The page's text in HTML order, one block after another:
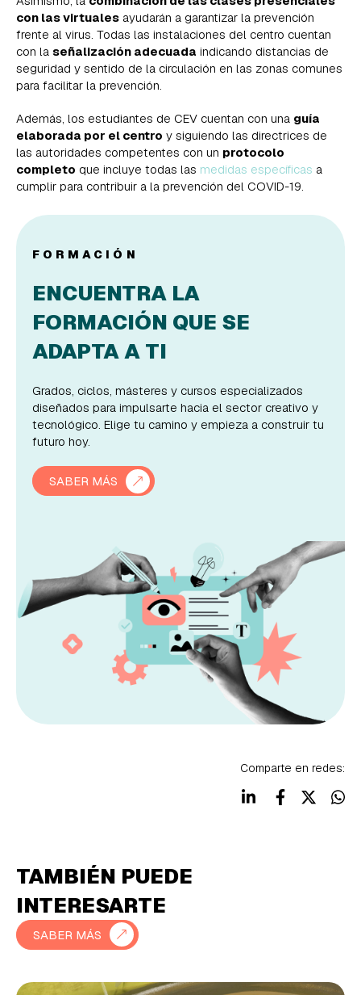
con las virtuales ayudarán a garantizar la prevención
frente al virus. Todas las instalaciones del centro cuentan
con la señalización adecuada indicando distancias de
seguridad y sentido de la circulación en las zonas comunes
para facilitar la prevención.
Además, los estudiantes de CEV cuentan con una guía
elaborada por el centro y siguiendo las directrices de
las autoridades competentes con un protocolo
completo que incluye todas las medidas específicas a
cumplir para contribuir a la prevención del COVID-19.
FORMACIÓN
ENCUENTRA LA
FORMACIÓN QUE SE
ADAPTA A TI
Grados, ciclos, másteres y cursos especializados
diseñados para impulsarte hacia el sector creativo y
tecnológico. Elige tu camino y empieza a construir tu
futuro hoy.
SABER MÁS
Comparte en redes:
TAMBIÉN PUEDE
INTERESARTE
SABER MÁS